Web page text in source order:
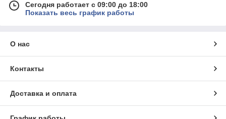
Сегодня работает с 09:00 до 18:00
Показать весь график работы
О нас
Контакты
Доставка и оплата